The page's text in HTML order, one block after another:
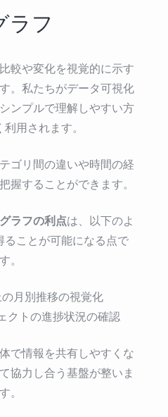
ラフ
較や変化を視覚的に示す
。私たちがデータ可視化
ンプルで理解しやすい方
用されます。
ゴリ間の違いや時間の経
握することができます。
ラフの利点は、以下のよ
ることが可能になる点で
す。
月別推移の視覚化
クトの進捗状況の確認
で情報を共有しやすくな
協力し合う基盤が整いま
す。